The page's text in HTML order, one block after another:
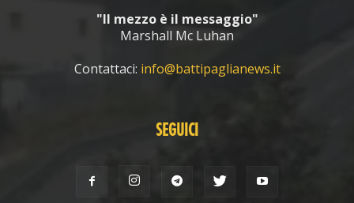
"Il mezzo è il messaggio"
Marshall Mc Luhan
Contattaci: info@battipaglianews.it
SEGUICI